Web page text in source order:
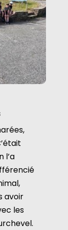
l’a
avoir
les